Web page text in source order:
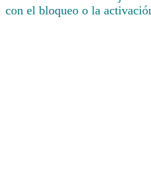
con el bloqueo o la